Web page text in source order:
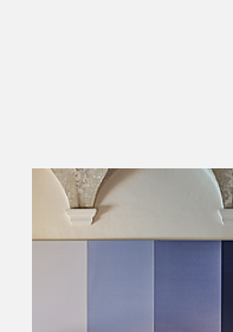
идеи аутентичности.